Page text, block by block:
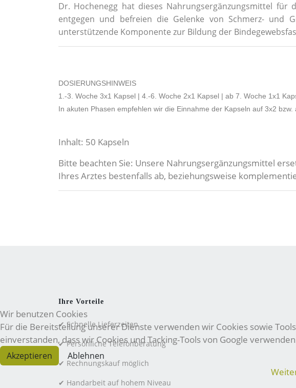
Dr. Hochenegg hat dieses Nahrungsergänzungsmittel für
entgegen und befreien die Gelenke von Schmerz- und
unterstützende Komponente zur Bildung der
DOSIERUNGSHINWEIS
1.-3. Woche 3x1 Kapsel | 4.-6. Woche 2x1 Kapsel | ab 7. Woche 1x1
In akuten Phasen empfehlen wir die Einnahme der Kapseln auf 3x2 bzw.
Inhalt: 50 Kapseln
Bitte beachten Sie: Unsere Nahrungsergänzungsmittel
Ihres Arztes bestenfalls ab, beziehungsweise
Ihre Vorteile
✔ Schnelle Lieferzeiten
✔ Persönliche Telefonberatung
✔ Rechnungskauf möglich
✔ Handarbeit auf hohem Niveau
Wir benutzen Cookies
Für die Bereitstellung unserer Dienste verwenden wir Cookies sowie
einverstanden, dass wir Cookies und Tacking-Tools von Google
Akzeptieren Ablehnen